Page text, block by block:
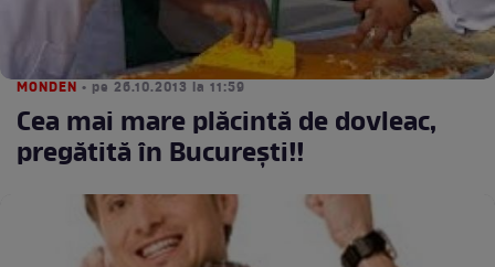
MONDEN • pe 26.10.2013 la 11:59
Cea mai mare plăcintă de dovleac,
pregătită în Bucureşti!!